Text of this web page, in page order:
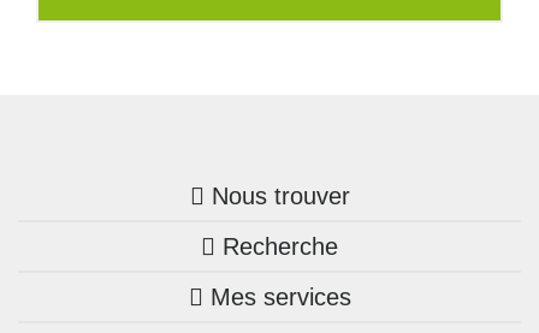
Nous trouver
Trouver une agence
Bretagne
Recherche
Nos annonces
Mes services